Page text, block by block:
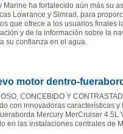
Marine ha fortalecido aún más su
Lowrance y Simrad, para
que ofrece a los usuarios finales
y de la información sobre la
su confianza en el agua.
motor dentro-
CONCEBIDO Y
con innovadoras características
Mercury MerCruiser 4.5L
en las instalaciones centrales de